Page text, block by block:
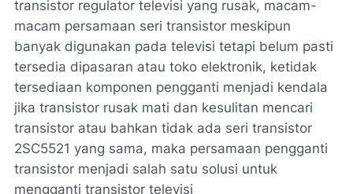
transistor regulator televisi yang rusak, macam-
macam persamaan seri transistor meskipun
banyak digunakan pada televisi tetapi belum pasti
tersedia dipasaran atau toko elektronik, ketidak
tersediaan komponen pengganti menjadi kendala
jika transistor rusak mati dan kesulitan mencari
transistor atau bahkan tidak ada seri transistor
2SC5521 yang sama, maka persamaan pengganti
transistor menjadi salah satu solusi untuk
mengganti transistor televisi